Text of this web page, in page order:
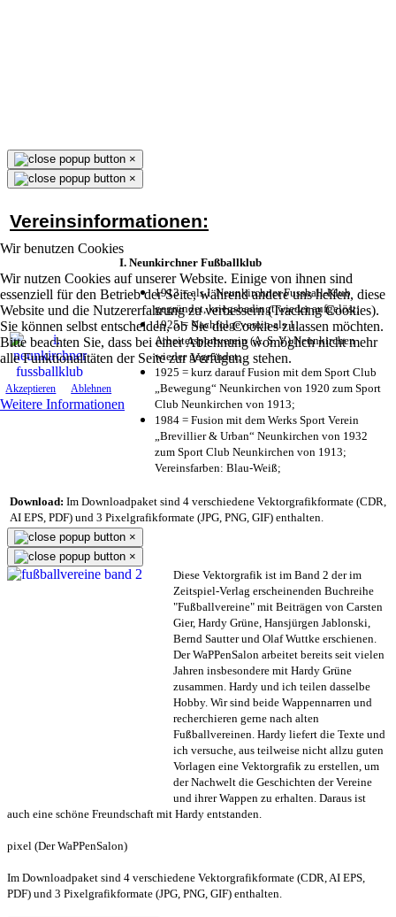
Wir benutzen Cookies
Wir nutzen Cookies auf unserer Website. Einige von ihnen sind
essenziell für den Betrieb der Seite, während andere uns helfen, diese
Website und die Nutzererfahrung zu verbessern (Tracking Cookies).
Sie können selbst entscheiden, ob Sie die Cookies zulassen möchten.
Bitte beachten Sie, dass bei einer Ablehnung womöglich nicht mehr
alle Funktionalitäten der Seite zur Verfügung stehen.
Akzeptieren Ablehnen
Weitere Informationen
×
×
Vereinsinformationen:
I. Neunkirchner Fußballklub
1913 = als I. Neunkirchner Fussball-Klub
gegründet, kriegsbedingt wieder aufgelöst;
1925 = Nachfolgeverein als 1.
Arbeitersportverein (A. S. V.) Neunkirchen
wieder gegründet;
1925 = kurz darauf Fusion mit dem Sport Club
„Bewegung“ Neunkirchen von 1920 zum Sport
Club Neunkirchen von 1913;
1984 = Fusion mit dem Werks Sport Verein
„Brevillier & Urban“ Neunkirchen von 1932
zum Sport Club Neunkirchen von 1913;
Vereinsfarben: Blau-Weiß;
Download: Im Downloadpaket sind 4 verschiedene Vektorgrafikformate (CDR,
AI EPS, PDF) und 3 Pixelgrafikformate (JPG, PNG, GIF) enthalten.
×
×
Diese Vektorgrafik ist im Band 2 der im
Zeitspiel-Verlag erscheinenden Buchreihe
"Fußballvereine" mit Beiträgen von Carsten
Gier, Hardy Grüne, Hansjürgen Jablonski,
Bernd Sautter und Olaf Wuttke erschienen.
Der WaPPenSalon arbeitet bereits seit vielen
Jahren insbesondere mit Hardy Grüne
zusammen. Hardy und ich teilen dasselbe
Hobby. Wir sind beide Wappennarren und
recherchieren gerne nach alten
Fußballvereinen. Hardy liefert die Texte und
ich versuche, aus teilweise nicht allzu guten
Vorlagen eine Vektorgrafik zu erstellen, um
der Nachwelt die Geschichten der Vereine
und ihrer Wappen zu erhalten. Daraus ist
auch eine schöne Freundschaft mit Hardy entstanden.
pixel (Der WaPPenSalon)
Im Downloadpaket sind 4 verschiedene Vektorgrafikformate (CDR, AI EPS,
PDF) und 3 Pixelgrafikformate (JPG, PNG, GIF) enthalten.